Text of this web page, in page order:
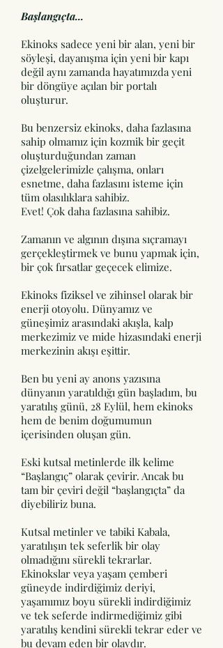
Başlangıçta...
Ekinoks sadece yeni bir alan, yeni bir
söyleşi, dayanışma için yeni bir kapı
değil aynı zamanda hayatımızda yeni
bir döngüye açılan bir portalı
oluşturur.
Bu benzersiz ekinoks, daha fazlasına
sahip olmamız için kozmik bir geçit
oluşturduğundan zaman
çizelgelerimizle çalışma, onları
esnetme, daha fazlasını isteme için
tüm olasılıklara sahibiz.
Evet! Çok daha fazlasına sahibiz.
Zamanın ve algının dışına sıçramayı
gerçekleştirmek ve bunu yapmak için,
bir çok fırsatlar geçecek elimize.
Ekinoks fiziksel ve zihinsel olarak bir
enerji otoyolu. Dünyamız ve
güneşimiz arasındaki akışla, kalp
merkezimiz ve mide hizasındaki enerji
merkezinin akışı eşittir.
Ben bu yeni ay anons yazısına
dünyanın yaratıldığı gün başladım, bu
yaratılış günü, 28 Eylül, hem ekinoks
hem de benim doğumumun
içerisinden oluşan gün.
Eski kutsal metinlerde ilk kelime
“Başlangıç” olarak çevirir. Ancak bu
tam bir çeviri değil “başlangıçta” da
diyebiliriz buna.
Kutsal metinler ve tabiki Kabala,
yaratılışın tek seferlik bir olay
olmadığını sürekli tekrarlar.
Ekinokslar veya yaşam çemberi
güneyde indirdiğimiz deriyi,
yaşamımız boyu sürekli indirdiğimiz
ve tek seferde indirmediğimiz gibi
yaratılış kendini sürekli tekrar eder ve
bu devam eden bir olaydır.